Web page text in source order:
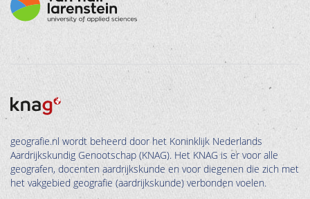
geografie.nl wordt beheerd door het Koninklijk Nederlands
Aardrijkskundig Genootschap (KNAG). Het KNAG is er voor alle
geografen, docenten aardrijkskunde en voor diegenen die zich met
het vakgebied geografie (aardrijkskunde) verbonden voelen.